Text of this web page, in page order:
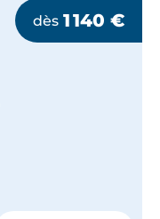
dès 1 140 €